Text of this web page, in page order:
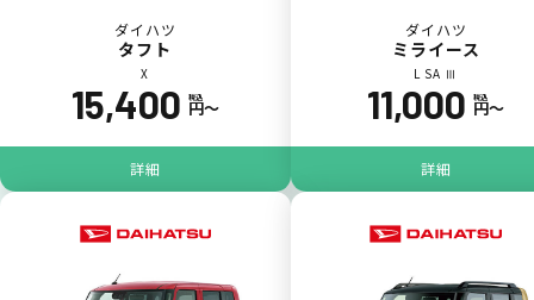
ポイントが貯まる
カーリース料金をカードで支払えるので、ポ
イントが貯まります。
ダイハツ
タフト
X
15,400 税込
円〜
詳細
ダイハツ
ミライース
L SA Ⅲ
11,000 税込
円〜
詳細